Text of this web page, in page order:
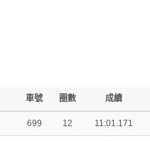
車號 圈數 成績
699 12 11:01.171